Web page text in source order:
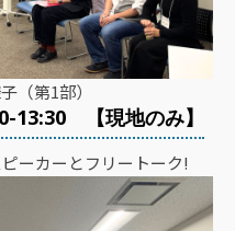
（第1部）
13:30 【現地のみ】
ーカーとフリートーク!